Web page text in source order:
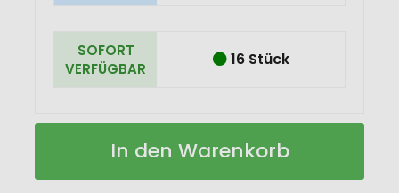
SOFORT
VERFÜGBAR
16 Stück
Swiss
mit
Auf
In den Warenkorb